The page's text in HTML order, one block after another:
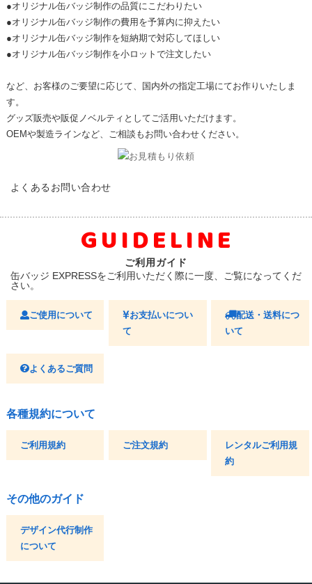
●オリジナル缶バッジ制作の品質にこだわりたい
●オリジナル缶バッジ制作の費用を予算内に抑えたい
●オリジナル缶バッジ制作を短納期で対応してほしい
●オリジナル缶バッジ制作を小ロットで注文したい
など、お客様のご要望に応じて、国内外の指定工場にてお作りいたしま
す。
グッズ販売や販促ノベルティとしてご活用いただけます。
OEMや製造ラインなど、ご相談もお問い合わせください。
よくあるお問い合わせ
GUIDELINE
ご利用ガイド
缶バッジ EXPRESSをご利用いただく際に一度、ご覧になってくだ
さい。
ご使用について
お支払いについ
て
配送・送料につ
いて
よくあるご質問
各種規約について
ご利用規約 ご注文規約
レンタルご利用規
約
その他のガイド
デザイン代行制作
について